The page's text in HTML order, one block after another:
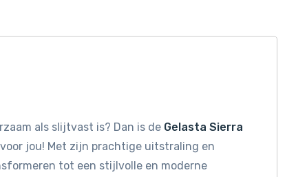
als slijtvast is? Dan is de Gelasta Sierra
jou! Met zijn prachtige uitstraling en
tot een stijlvolle en moderne